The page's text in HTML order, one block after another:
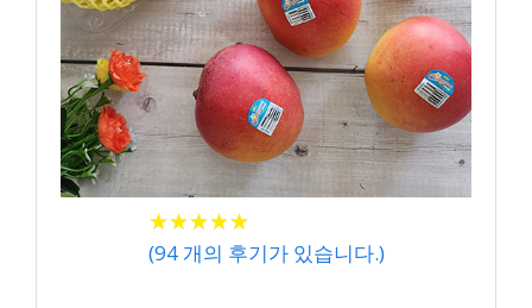
★★★★★
★★★★★
(94개의 후기가 있습니다.)